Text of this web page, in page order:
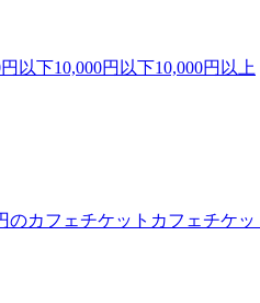
円以下10,000円以下10,000円以上
のカフェチケット カフェチケ